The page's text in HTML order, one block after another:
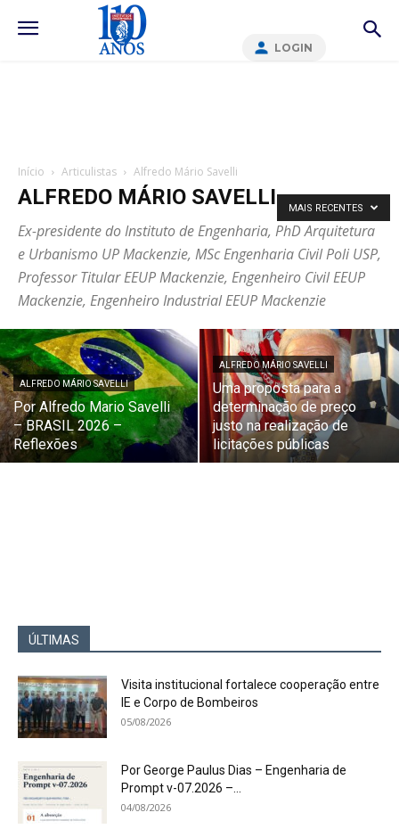
LOGIN
Início Articulistas Alfredo Mário Savelli
ALFREDO MÁRIO SAVELLI
Ex-presidente do Instituto de Engenharia, PhD Arquitetura
e Urbanismo UP Mackenzie, MSc Engenharia Civil Poli USP,
Professor Titular EEUP Mackenzie, Engenheiro Civil EEUP
Mackenzie, Engenheiro Industrial EEUP Mackenzie
MAIS RECENTES
ALFREDO MÁRIO SAVELLI
Por Alfredo Mario Savelli
– BRASIL 2026 –
Reflexões
ALFREDO MÁRIO SAVELLI
Uma proposta para a
determinação de preço
justo na realização de
licitações públicas
ÚLTIMAS
Visita institucional fortalece cooperação entre
IE e Corpo de Bombeiros
05/08/2026
Por George Paulus Dias – Engenharia de
Prompt v-07.2026 –...
04/08/2026